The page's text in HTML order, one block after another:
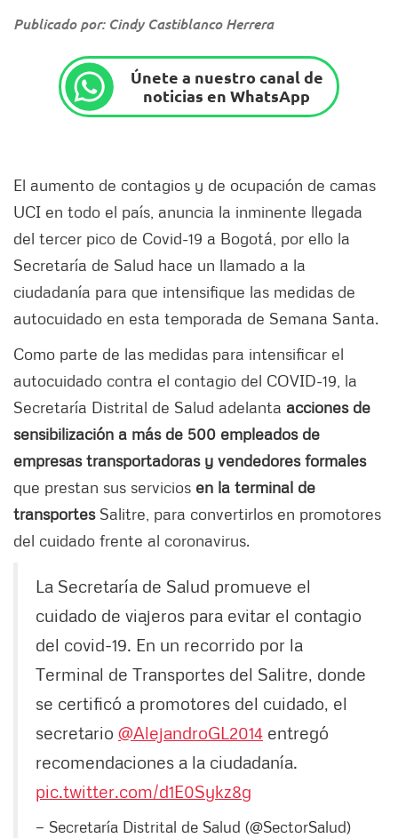
Publicado por: Cindy Castiblanco Herrera
Únete a nuestro canal de
noticias en WhatsApp
El aumento de contagios y de ocupación de camas
UCI en todo el país, anuncia la inminente llegada
del tercer pico de Covid-19 a Bogotá, por ello la
Secretaría de Salud hace un llamado a la
ciudadanía para que intensifique las medidas de
autocuidado en esta temporada de Semana Santa.
Como parte de las medidas para intensificar el
autocuidado contra el contagio del COVID-19, la
Secretaría Distrital de Salud adelanta acciones de
sensibilización a más de 500 empleados de
empresas transportadoras y vendedores formales
que prestan sus servicios en la terminal de
transportesSalitre, para convertirlos en promotores
del cuidado frente al coronavirus.
La Secretaría de Salud promueve el
cuidado de viajeros para evitar el contagio
del covid-19. En un recorrido por la
Terminal de Transportes del Salitre, donde
se certificó a promotores del cuidado, el
secretario @AlejandroGL2014 entregó
recomendaciones a la ciudadanía.
pic.twitter.com/d1E0Sykz8g
— Secretaría Distrital de Salud (@SectorSalud)